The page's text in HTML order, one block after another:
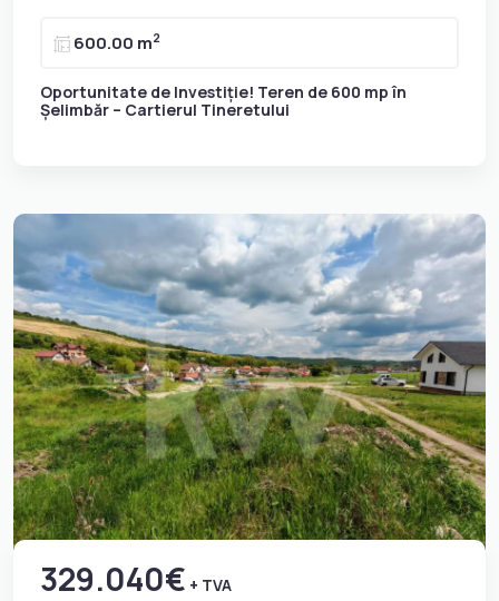
600.00 m2
Oportunitate de Investiție! Teren de 600 mp în
Șelimbăr – Cartierul Tineretului
329.040€ + TVA